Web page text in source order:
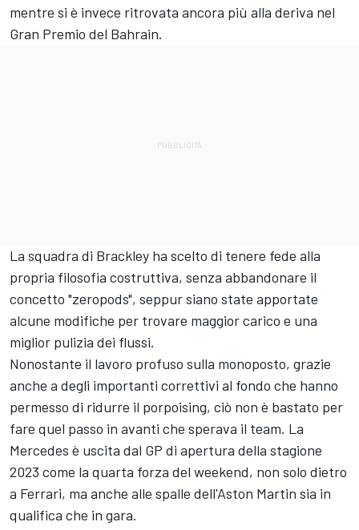
mentre si è invece ritrovata ancora più alla deriva nel
Gran Premio del Bahrain.
La squadra di Brackley ha scelto di tenere fede alla
propria filosofia costruttiva, senza abbandonare il
concetto "zeropods", seppur siano state apportate
alcune modifiche per trovare maggior carico e una
miglior pulizia dei flussi.
Nonostante il lavoro profuso sulla monoposto, grazie
anche a degli importanti correttivi al fondo che hanno
permesso di ridurre il porpoising, ciò non è bastato per
fare quel passo in avanti che sperava il team. La
Mercedes è uscita dal GP di apertura della stagione
2023 come la quarta forza del weekend, non solo dietro
a Ferrari, ma anche alle spalle dell'Aston Martin sia in
qualifica che in gara.